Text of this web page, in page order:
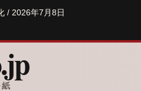
/ 2026年7月8日